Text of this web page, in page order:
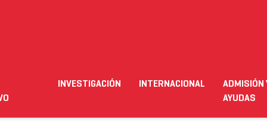
Empleo Estudiante Futuro alumnado Necesito
INVESTIGACIÓN INTERNACIONAL
ADMISIÓN
AYUDAS